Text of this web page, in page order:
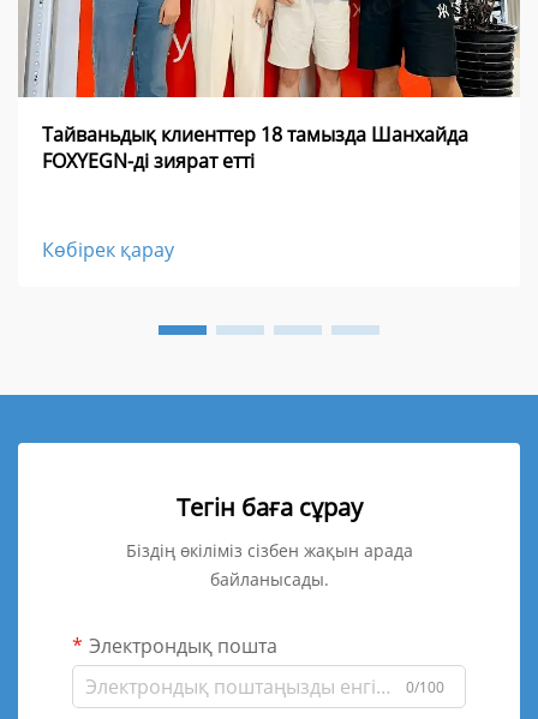
Тайваньдық клиенттер 18 тамызда Шанхайда
FOXYEGN-ді зиярат етті
Көбірек қарау
Тегін баға сұрау
Біздің өкіліміз сізбен жақын арада
байланысады.
Электрондық пошта
0/100